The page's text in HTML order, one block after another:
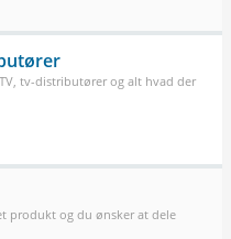
tv-distributører og alt hvad der
produkt og du ønsker at dele